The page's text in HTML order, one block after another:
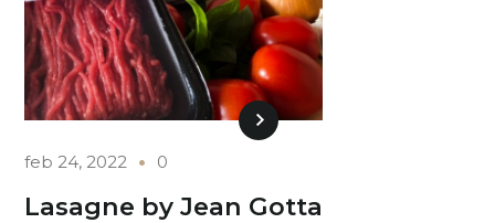
feb 24, 2022 0
Lasagne by Jean Gotta